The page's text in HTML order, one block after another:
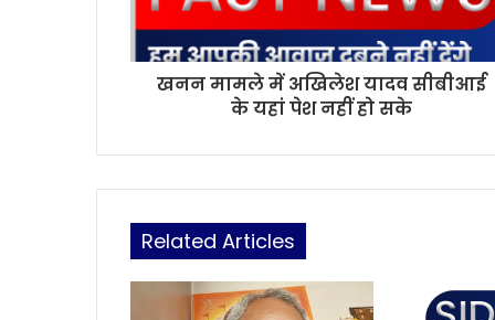
खनन मामले में अखिलेश यादव सीबीआई
के यहां पेश नहीं हो सके
Related Articles